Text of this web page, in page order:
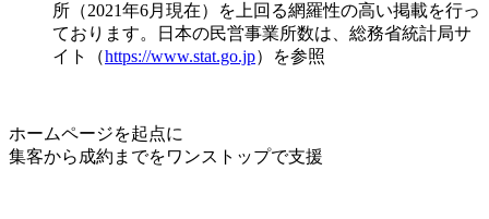
所（2021年6月現在）を上回る網羅性の高い掲載を行っ
ております。日本の民営事業所数は、総務省統計局サ
イト（https://www.stat.go.jp）を参照
ホームページを起点に
集客から成約までをワンストップで支援